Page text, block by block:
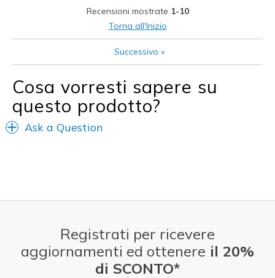
Recensioni mostrate 1-10
Torna all'Inizio
Successivo »
Cosa vorresti sapere su
questo prodotto?
Ask a Question
Registrati per ricevere
aggiornamenti ed ottenere il 20%
di SCONTO*